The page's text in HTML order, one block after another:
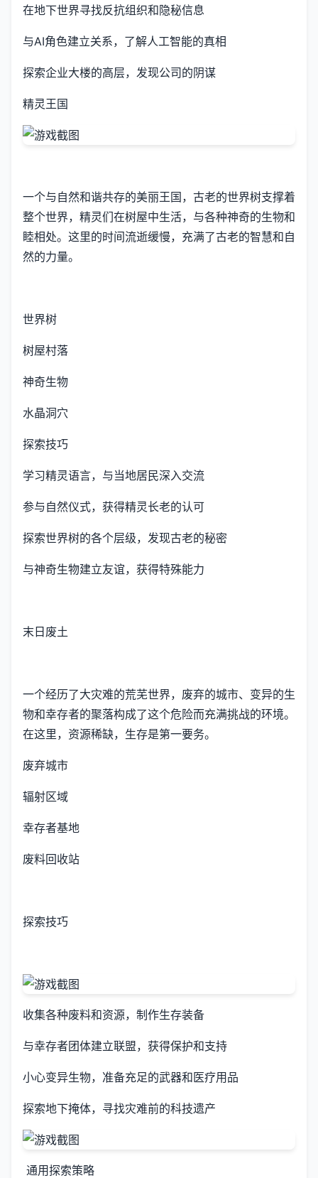
在地下世界寻找反抗组织和隐秘信息
与AI角色建立关系，了解人工智能的真相
探索企业大楼的高层，发现公司的阴谋
精灵王国
一个与自然和谐共存的美丽王国，古老的世界树支撑着
整个世界，精灵们在树屋中生活，与各种神奇的生物和
睦相处。这里的时间流逝缓慢，充满了古老的智慧和自
然的力量。
世界树
树屋村落
神奇生物
水晶洞穴
探索技巧
学习精灵语言，与当地居民深入交流
参与自然仪式，获得精灵长老的认可
探索世界树的各个层级，发现古老的秘密
与神奇生物建立友谊，获得特殊能力
末日废土
一个经历了大灾难的荒芜世界，废弃的城市、变异的生
物和幸存者的聚落构成了这个危险而充满挑战的环境。
在这里，资源稀缺，生存是第一要务。
废弃城市
辐射区域
幸存者基地
废料回收站
探索技巧
收集各种废料和资源，制作生存装备
与幸存者团体建立联盟，获得保护和支持
小心变异生物，准备充足的武器和医疗用品
探索地下掩体，寻找灾难前的科技遗产
通用探索策略